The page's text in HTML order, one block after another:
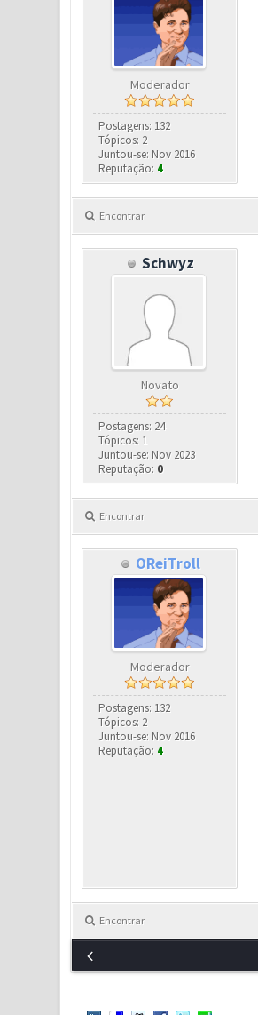
Moderador
Postagens: 132
Tópicos: 2
Juntou-se: Nov 2016
Reputação: 4
Encontrar
Schwyz
Novato
Postagens: 24
Tópicos: 1
Juntou-se: Nov 2023
Reputação: 0
Encontrar
OReiTroll
Moderador
Postagens: 132
Tópicos: 2
Juntou-se: Nov 2016
Reputação: 4
Encontrar